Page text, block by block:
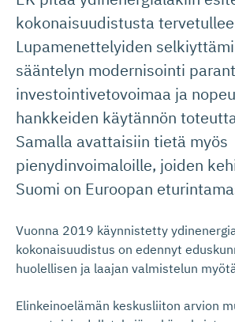
kokonaisuudistusta
Lupamenettelyiden
sääntelyn modernisointi
investointivetovoimaa ja
hankkeiden käytännön
Samalla avattaisiin tietä myös
pienydinvoimaloille, joiden
Suomi on Euroopan
Vuonna 2019 käynnistetty
kokonaisuudistus on edennyt
huolellisen ja laajan valmistelun
Elinkeinoelämän keskusliiton arvion